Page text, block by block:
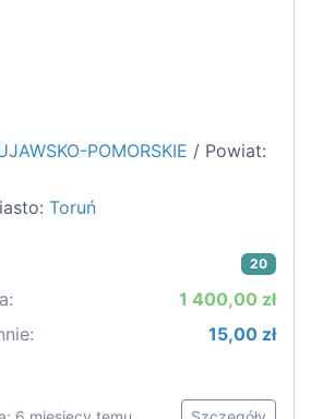
POMORSKIE / Powiat:
Toruń
20
1 400,00 zł
15,00 zł